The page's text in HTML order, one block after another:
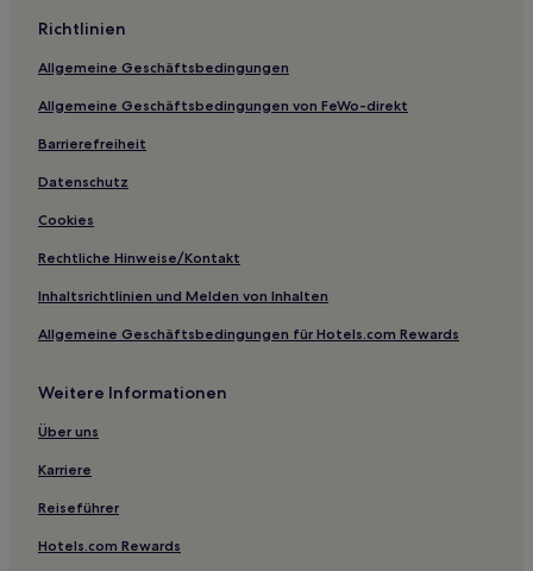
Business in Northern Suburbs
Hotels mit Parkplatz in Macedon
Hotels mit Parkplatz in Sorrento
Luxus in Sorrento
Familien in Point Lonsdale
Luxus in Fitzroy
Familien nahe Flinders Lane
Hotels mit Parkplatz in Hampton
Business in St Kilda
Familien in St Kilda
Luxus in St Kilda
Familien in Victoria
Business in Victoria
Richtlinien
Allgemeine Geschäftsbedingungen
Allgemeine Geschäftsbedingungen von FeWo-direkt
Barrierefreiheit
Datenschutz
Cookies
Rechtliche Hinweise/Kontakt
Inhaltsrichtlinien und Melden von Inhalten
Allgemeine Geschäftsbedingungen für Hotels.com Rewards
Weitere Informationen
Über uns
Karriere
Reiseführer
Hotels.com Rewards